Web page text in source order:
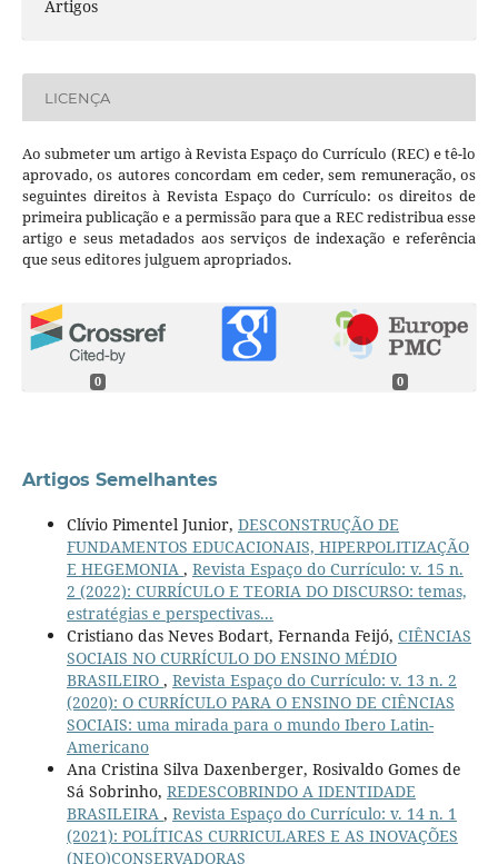
Artigos
LICENÇA
Ao submeter um artigo à Revista Espaço do Currículo (REC) e tê-lo
aprovado, os autores concordam em ceder, sem remuneração, os
seguintes direitos à Revista Espaço do Currículo: os direitos de
primeira publicação e a permissão para que a REC redistribua esse
artigo e seus metadados aos serviços de indexação e referência
que seus editores julguem apropriados.
0 0
Artigos Semelhantes
Clívio Pimentel Junior, DESCONSTRUÇÃO DE
FUNDAMENTOS EDUCACIONAIS, HIPERPOLITIZAÇÃO
E HEGEMONIA , Revista Espaço do Currículo: v. 15 n.
2 (2022): CURRÍCULO E TEORIA DO DISCURSO: temas,
estratégias e perspectivas...
Cristiano das Neves Bodart, Fernanda Feijó, CIÊNCIAS
SOCIAIS NO CURRÍCULO DO ENSINO MÉDIO
BRASILEIRO , Revista Espaço do Currículo: v. 13 n. 2
(2020): O CURRÍCULO PARA O ENSINO DE CIÊNCIAS
SOCIAIS: uma mirada para o mundo Ibero Latin-
Americano
Ana Cristina Silva Daxenberger, Rosivaldo Gomes de
Sá Sobrinho, REDESCOBRINDO A IDENTIDADE
BRASILEIRA , Revista Espaço do Currículo: v. 14 n. 1
(2021): POLÍTICAS CURRICULARES E AS INOVAÇÕES
(NEO)CONSERVADORAS